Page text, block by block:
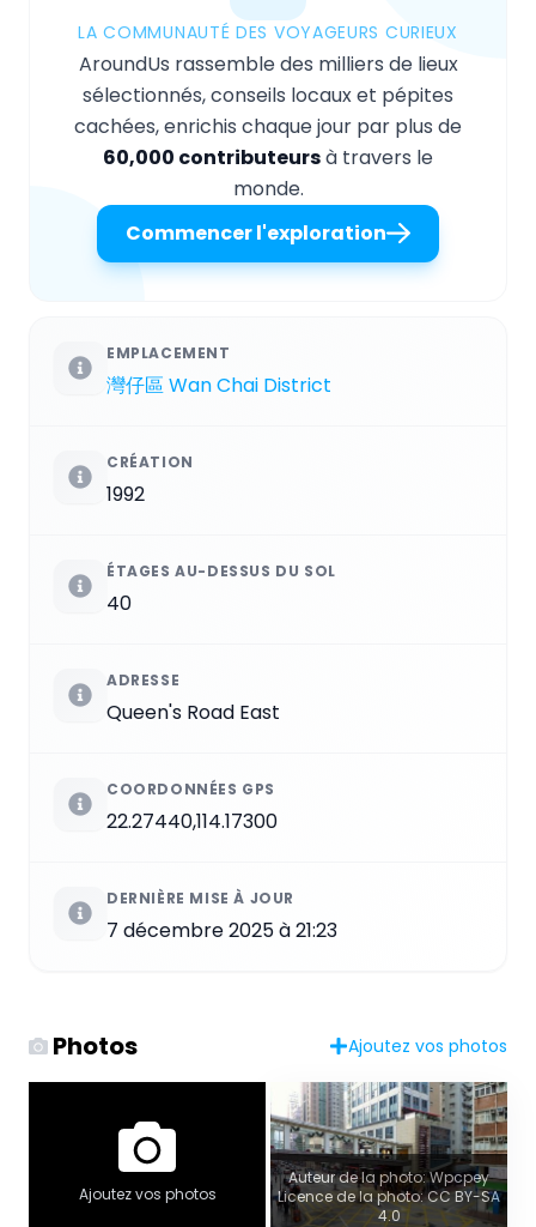
LA COMMUNAUTÉ DES VOYAGEURS CURIEUX
AroundUs rassemble des milliers de lieux
sélectionnés, conseils locaux et pépites
cachées, enrichis chaque jour par plus de
60,000 contributeursà travers le
monde.
Commencer l'exploration
EMPLACEMENT
灣仔區 Wan Chai District
CRÉATION
1992
ÉTAGES AU-DESSUS DU SOL
40
ADRESSE
Queen's Road East
COORDONNÉES GPS
22.27440,114.17300
DERNIÈRE MISE À JOUR
7 décembre 2025 à 21:23
Photos Ajoutez vos photos
Ajoutez vos photos
Auteur de la photo: Wpcpey
Licence de la photo: CC BY-SA
4.0